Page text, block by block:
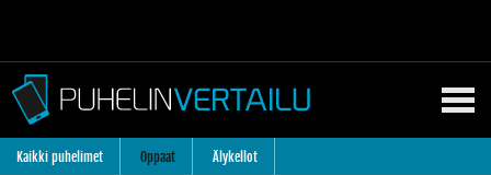
Kaikki puhelimet Oppaat Älykellot